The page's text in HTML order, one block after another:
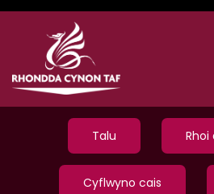
Talu
Cyflwyno cais